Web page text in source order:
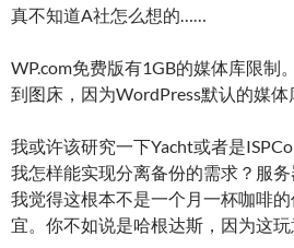
真不知道A社怎么想的……
WP.com免费版有1GB的媒体库限制
到图床，因为WordPress默认的媒体
我或许该研究一下Yacht或者是
我怎样能实现分离备份的需求？服务
我觉得这根本不是一个月一杯咖啡
宜。你不如说是哈根达斯，因为这玩